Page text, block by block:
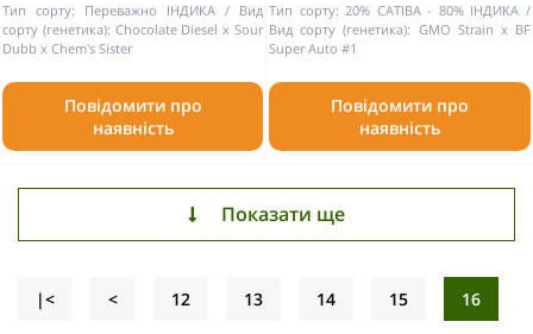
Тип сорту: Переважно ІНДИКА
Вид
сорту (генетика): Chocolate Diesel x Sour
Dubb x Chem's Sister
Повідомити про
наявність
Тип сорту: 20% САТІВА - 80% ІНДИКА
Вид сорту (генетика): GMO Strain x BF
Super Auto #1
Повідомити про
наявність
Показати ще
|< < 12 13 14 15 16